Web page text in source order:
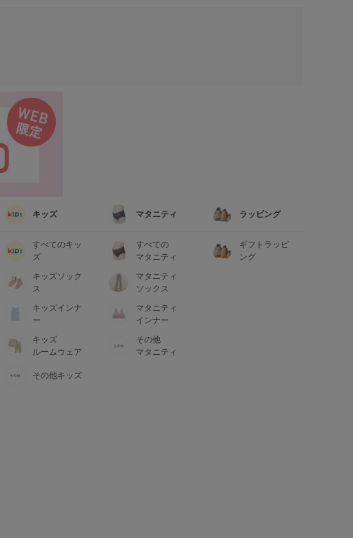
キッズ
すべてのキッ
ズ
キッズソック
ス
キッズインナ
ー
キッズ
ルームウェア
その他キッズ
マタニティ
すべての
マタニティ
マタニティ
ソックス
マタニティ
インナー
その他
マタニティ
ラッピング
ギフトラッピ
ング